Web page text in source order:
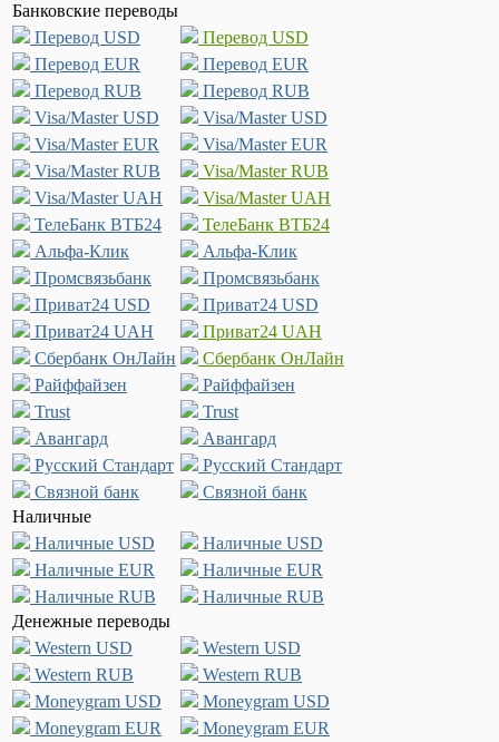
Банковские переводы
Перевод USD
Перевод USD
Перевод EUR
Перевод EUR
Перевод RUB
Перевод RUB
Visa/Master USD
Visa/Master USD
Visa/Master EUR
Visa/Master EUR
Visa/Master RUB
Visa/Master RUB
Visa/Master UAH
Visa/Master UAH
ТелеБанк ВТБ24
ТелеБанк ВТБ24
Альфа-Клик
Альфа-Клик
Промсвязьбанк
Промсвязьбанк
Приват24 USD
Приват24 USD
Приват24 UAH
Приват24 UAH
Сбербанк ОнЛайн
Сбербанк ОнЛайн
Райффайзен
Райффайзен
Trust
Trust
Авангард
Авангард
Русский Стандарт
Русский Стандарт
Связной банк
Связной банк
Наличные
Наличные USD
Наличные USD
Наличные EUR
Наличные EUR
Наличные RUB
Наличные RUB
Денежные переводы
Western USD
Western USD
Western RUB
Western RUB
Moneygram USD
Moneygram USD
Moneygram EUR
Moneygram EUR